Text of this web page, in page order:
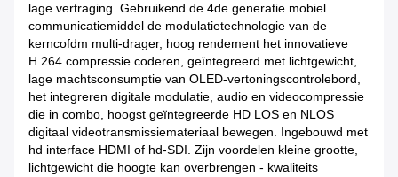
lage vertraging. Gebruikend de 4de generatie mobiel
communicatiemiddel de modulatietechnologie van de
kerncofdm multi-drager, hoog rendement het innovatieve
H.264 compressie coderen, geïntegreerd met lichtgewicht,
lage machtsconsumptie van OLED-vertoningscontrolebord,
het integreren digitale modulatie, audio en videocompressie
die in combo, hoogst geïntegreerde HD LOS en NLOS
digitaal videotransmissiemateriaal bewegen. Ingebouwd met
hd interface HDMI of hd-SDI. Zijn voordelen kleine grootte,
lichtgewicht die hoogte kan overbrengen - kwaliteits